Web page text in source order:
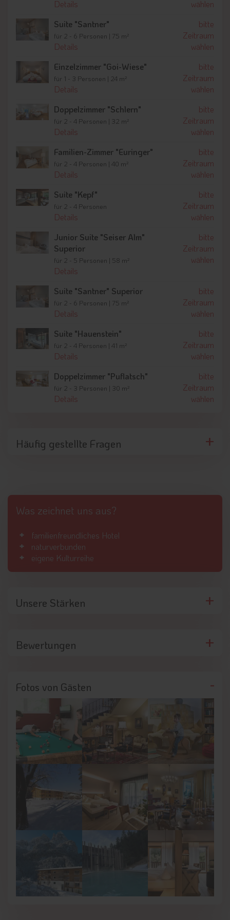
Schlernmassiv ist zudem ein wahres Kletterparadies. In den
eine willkommene Abkühlung. In der Umgebung
befinden sich darüber hinaus verschiedene
Bademöglichkeiten.
Das Hotel Bad Ratzes im Winter
Vom Hotel Bad Ratzes aus ist es nicht weit zum beliebten und
Schwierigkeitsstufen. Neben Abfahrten mit Skiern oder dem
Snowboard auf den Pisten gehören
Schneeschuhwanderungen, Pferdeschlittenfahrten,
Winteraktivitäten.
Details
wählen
Suite "Santner"
für 2 - 6 Personen | 75 m²
Details
bitte
Zeitraum
wählen
Einzelzimmer "Goi-Wiese"
für 1 - 3 Personen | 24 m²
Details
bitte
Zeitraum
wählen
Doppelzimmer "Schlern"
für 2 - 4 Personen | 32 m²
Details
bitte
Zeitraum
wählen
Familien-Zimmer "Euringer"
für 2 - 4 Personen | 40 m²
Details
bitte
Zeitraum
wählen
Suite "Kepf"
für 2 - 4 Personen
Details
bitte
Zeitraum
wählen
Junior Suite "Seiser Alm"
Superior
für 2 - 5 Personen | 58 m²
Details
bitte
Zeitraum
wählen
Suite "Santner" Superior
für 2 - 6 Personen | 75 m²
Details
bitte
Zeitraum
wählen
Suite "Hauenstein"
für 2 - 4 Personen | 41 m²
Details
bitte
Zeitraum
wählen
Doppelzimmer "Puflatsch"
für 2 - 3 Personen | 30 m²
Details
bitte
Zeitraum
wählen
Häufig gestellte Fragen
Was zeichnet uns aus?
familienfreundliches Hotel
naturverbunden
eigene Kulturreihe
Unsere Stärken
Bewertungen
Fotos von Gästen